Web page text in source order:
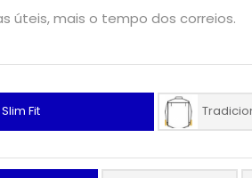
úteis, mais o tempo dos correios.
Slim Fit